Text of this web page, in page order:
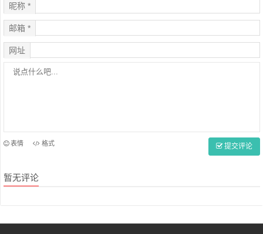
昵称 *
邮箱 *
网址
表情 格式 提交评论
暂无评论